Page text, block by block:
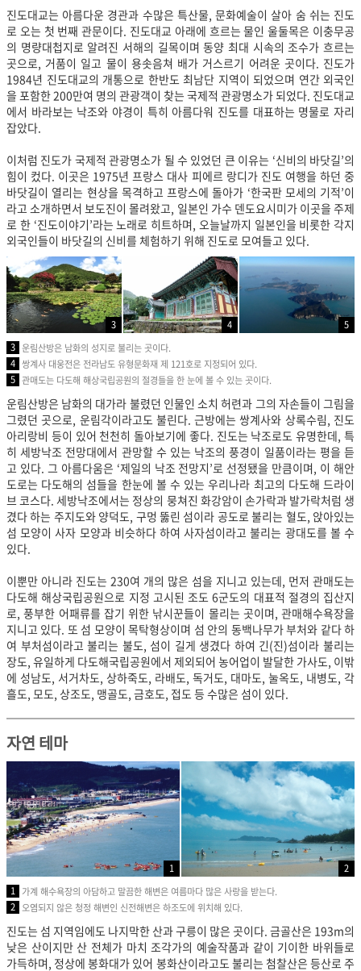
진도대교는 아름다운 경관과 수많은 특산물, 문화예술이 살아 숨 쉬는 진도
로 오는 첫 번째 관문이다. 진도대교 아래에 흐르는 물인 울둘목은 이충무공
의 명량대첩지로 알려진 서해의 길목이며 동양 최대 시속의 조수가 흐르는
곳으로, 거품이 일고 물이 용솟음쳐 배가 거스르기 어려운 곳이다. 진도가
1984년 진도대교의 개통으로 한반도 최남단 지역이 되었으며 연간 외국인
을 포함한 200만여 명의 관광객이 찾는 국제적 관광명소가 되었다. 진도대교
에서 바라보는 낙조와 야경이 특히 아름다워 진도를 대표하는 명물로 자리
잡았다.
이처럼 진도가 국제적 관광명소가 될 수 있었던 큰 이유는 ‘신비의 바닷길’의
힘이 컸다. 이곳은 1975년 프랑스 대사 피에르 랑디가 진도 여행을 하던 중
바닷길이 열리는 현상을 목격하고 프랑스에 돌아가 ‘한국판 모세의 기적’이
라고 소개하면서 보도진이 몰려왔고, 일본인 가수 덴도요시미가 이곳을 주제
로 한 ‘진도이야기’라는 노래로 히트하며, 오늘날까지 일본인을 비롯한 각지
외국인들이 바닷길의 신비를 체험하기 위해 진도로 모여들고 있다.
3 4
5
3 운림산방은 남화의 성지로 불리는 곳이다.
4 쌍계사 대웅전은 전라남도 유형문화재 제 121호로 지정되어 있다.
5 관매도는 다도해 해상국립공원의 절경들을 한 눈에 볼 수 있는 곳이다.
운림산방은 남화의 대가라 불렸던 인물인 소치 허련과 그의 자손들이 그림을
그렸던 곳으로, 운림각이라고도 불린다. 근방에는 쌍계사와 상록수림, 진도
아리랑비 등이 있어 천천히 돌아보기에 좋다. 진도는 낙조로도 유명한데, 특
히 세방낙조 전망대에서 관망할 수 있는 낙조의 풍경이 일품이라는 평을 듣
고 있다. 그 아름다움은 ‘제일의 낙조 전망지’로 선정됐을 만큼이며, 이 해안
도로는 다도해의 섬들을 한눈에 볼 수 있는 우리나라 최고의 다도해 드라이
브 코스다. 세방낙조에서는 정상의 뭉쳐진 화강암이 손가락과 발가락처럼 생
겼다 하는 주지도와 양덕도, 구멍 뚫린 섬이라 공도로 불리는 혈도, 앉아있는
섬 모양이 사자 모양과 비슷하다 하여 사자섬이라고 불리는 광대도를 볼 수
있다.
이뿐만 아니라 진도는 230여 개의 많은 섬을 지니고 있는데, 먼저 관매도는
다도해 해상국립공원으로 지정 고시된 조도 6군도의 대표적 절경의 집산지
로, 풍부한 어패류를 잡기 위한 낚시꾼들이 몰리는 곳이며, 관매해수욕장을
지니고 있다. 또 섬 모양이 목탁형상이며 섬 안의 동백나무가 부처와 같다 하
여 부처섬이라고 불리는 불도, 섬이 길게 생겼다 하여 긴(진)섬이라 불리는
장도, 유일하게 다도해국립공원에서 제외되어 농어업이 발달한 가사도, 이밖
에 성남도, 서거차도, 상하죽도, 라배도, 독거도, 대마도, 눌옥도, 내병도, 각
흘도, 모도, 상조도, 맹골도, 금호도, 접도 등 수많은 섬이 있다.
자연 테마
1
2
1 가계 해수욕장의 아담하고 말끔한 해변은 여름마다 많은 사랑을 받는다.
2 오염되지 않은 청정 해변인 신전해변은 하조도에 위치해 있다.
진도는 섬 지역임에도 나지막한 산과 구릉이 많은 곳이다. 금골산은 193m의
낮은 산이지만 산 전체가 마치 조각가의 예술작품과 같이 기이한 바위들로
가득하며, 정상에 봉화대가 있어 봉화산이라고도 불리는 첨찰산은 등산로 주